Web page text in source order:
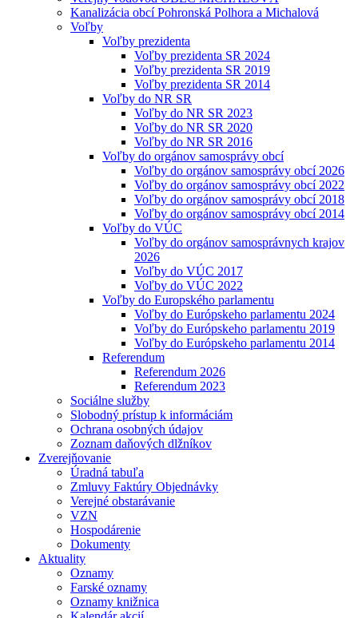
Kanalizácia obcí Pohronská Polhora a Michalová
Voľby
Voľby prezidenta
Voľby prezidenta SR 2024
Voľby prezidenta SR 2019
Voľby prezidenta SR 2014
Voľby do NR SR
Voľby do NR SR 2023
Voľby do NR SR 2020
Voľby do NR SR 2016
Voľby do orgánov samosprávy obcí
Voľby do orgánov samosprávy obcí 2026
Voľby do orgánov samosprávy obcí 2022
Voľby do orgánov samosprávy obcí 2018
Voľby do orgánov samosprávy obcí 2014
Voľby do VÚC
Voľby do orgánov samosprávnych krajov
2026
Voľby do VÚC 2017
Voľby do VÚC 2022
Voľby do Europského parlamentu
Voľby do Európskeho parlamentu 2024
Voľby do Európskeho parlamentu 2019
Voľby do Európskeho parlamentu 2014
Referendum
Referendum 2026
Referendum 2023
Sociálne služby
Slobodný prístup k informáciám
Ochrana osobných údajov
Zoznam daňových dlžníkov
Zverejňovanie
Úradná tabuľa
Zmluvy Faktúry Objednávky
Verejné obstarávanie
VZN
Hospodárenie
Dokumenty
Aktuality
Oznamy
Farské oznamy
Oznamy knižnica